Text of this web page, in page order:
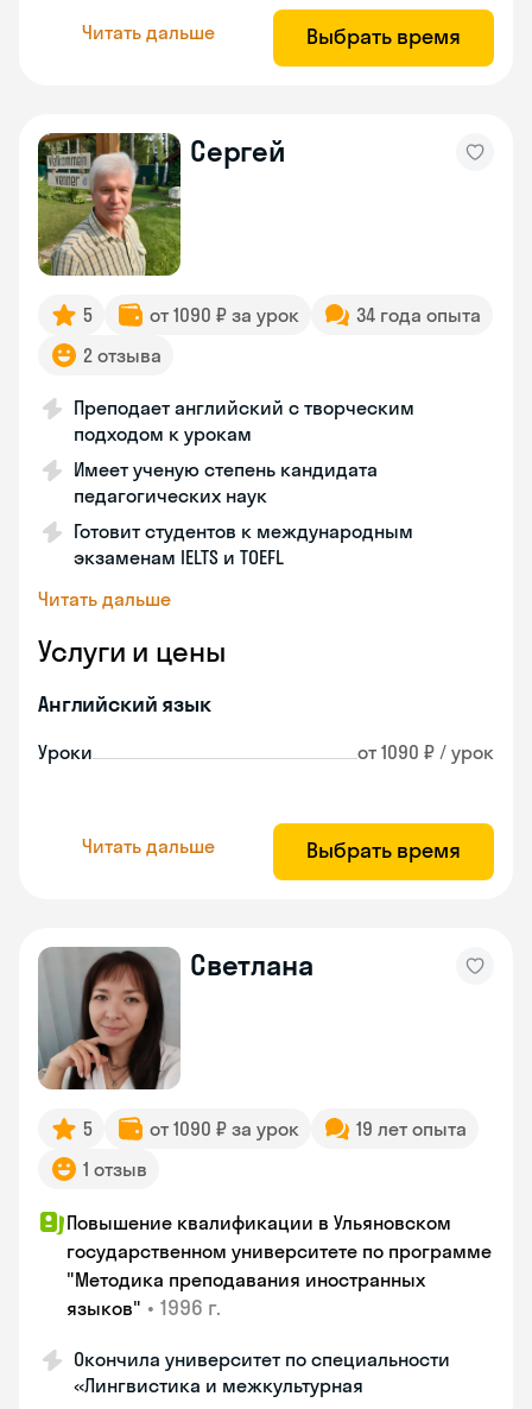
Читать дальше Выбрать время
Сергей
5 от 1090 ₽ за урок
34 года опыта
2 отзыва
Преподает английский с творческим
подходом к урокам
Имеет ученую степень кандидата
педагогических наук
Готовит студентов к международным
экзаменам IELTS и TOEFL
Читать дальше
Услуги и цены
Английский язык
Уроки от 1090 ₽ / урок
Читать дальше Выбрать время
Светлана
5 от 1090 ₽ за урок
19 лет опыта
1 отзыв
Повышение квалификации в Ульяновском
государственном университете по программе
"Методика преподавания иностранных
языков" • 1996 г.
Окончила университет по специальности
«Лингвистика и межкультурная